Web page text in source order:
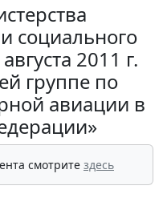
социального
2011 г.
группе по
авиации в
смотрите здесь